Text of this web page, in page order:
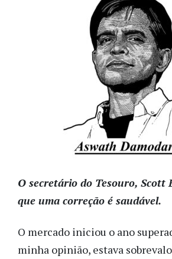
O secretário do Tesouro, Scott
que uma correção é saudável.
O mercado iniciou o ano
minha opinião, estava